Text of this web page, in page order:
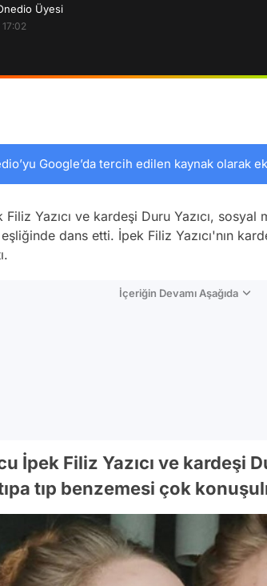
Üyesi
Google’da tercih edilen kaynak olarak
Yazıcı ve kardeşi Duru Yazıcı,
dans etti. İpek Filiz Yazıcı'nın
İçeriğin Devamı Aşağıda
İpek Filiz Yazıcı ve kardeşi
tıp benzemesi çok